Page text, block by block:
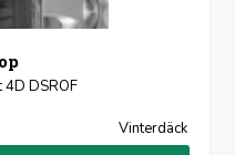
DSROF
Vinterdäck